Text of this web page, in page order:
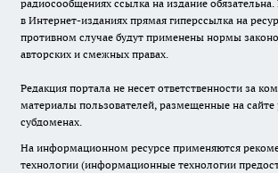
радиосообщениях ссылка на издание
в Интернет-изданиях прямая гиперссылка на
противном случае будут применены нормы
авторских и смежных правах.
Редакция портала не несет ответственности за
материалы пользователей, размещенные на сайте
субдоменах.
На информационном ресурсе применяются
технологии (информационные технологии